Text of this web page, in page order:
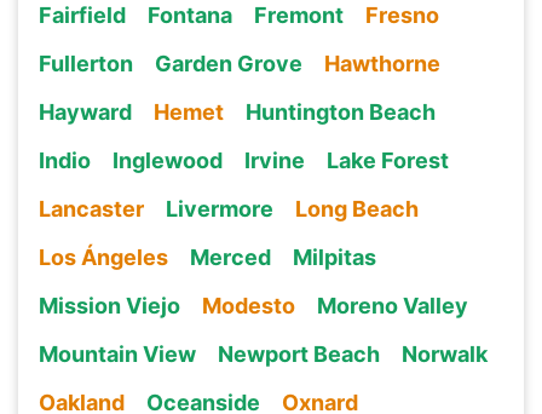
Fairfield
Fontana Fremont
Fresno
Fullerton
Garden Grove
Hawthorne
Hayward
Hemet
Huntington Beach
Indio
Inglewood Irvine
Lake Forest
Lancaster
Livermore
Long Beach
Los Ángeles
Merced
Milpitas
Mission Viejo
Modesto
Moreno Valley
Mountain View
Newport Beach
Norwalk
Oakland
Oceanside
Oxnard